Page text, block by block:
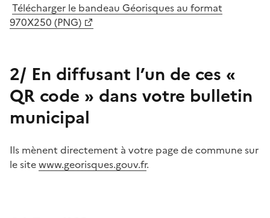
Télécharger le bandeau Géorisques au format
970X250 (PNG)
2/ En diffusant l’un de ces «
QR code » dans votre bulletin
municipal
Ils mènent directement à votre page de commune sur
le sitewww.georisques.gouv.fr.